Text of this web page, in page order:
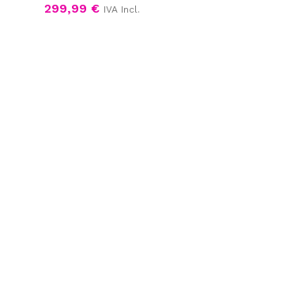
299,99 € IVA Incl.